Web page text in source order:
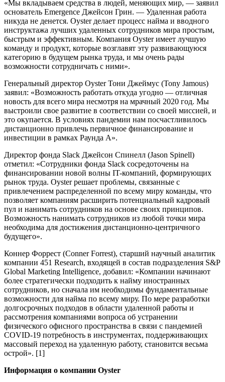
«Мы вкладываем средства в людей, меняющих мир, — заявил
основатель Emergence Джейсон Грин. — Удаленная работа
никуда не денется. Oyster делает процесс найма и вводного
инструктажа лучших удаленных сотрудников мира простым,
быстрым и эффективным. Компания Oyster имеет лучшую
команду и продукт, которые возглавят эту развивающуюся
категорию в будущем рынка труда, и мы очень рады
возможности сотрудничать с ними».
Генеральный директор Oyster Тони Джеймус (Tony Jamous)
заявил: «Возможность работать откуда угодно — отличная
новость для всего мира несмотря на мрачный 2020 год. Мы
выстроили свое развитие в соответствии со своей миссией, и
это окупается. В условиях пандемии нам посчастливилось
дистанционно привлечь первичное финансирование и
инвестиции в рамках Раунда А».
Директор фонда Slack Джейсон Спинелл (Jason Spinell)
отметил: «Сотрудники фонда Slack сосредоточены на
финансировании новой волны IT-компаний, формирующих
рынок труда. Oyster решает проблемы, связанные с
привлечением распределенной по всему миру команды, что
позволяет компаниям расширить потенциальный кадровый
пул и нанимать сотрудников на основе своих принципов.
Возможность нанимать сотрудников из любой точки мира
необходима для достижения дистанционно-центричного
будущего».
Коннер Форрест (Conner Forrest), старший научный аналитик
компании 451 Research, входящей в состав подразделения S&P
Global Marketing Intelligence, добавил: «Компании начинают
более стратегически подходить к найму иностранных
сотрудников, но сначала им необходимы фундаментальные
возможности для найма по всему миру. По мере разработки
долгосрочных подходов в области удаленной работы и
рассмотрения компаниями вопроса об устранении
физического офисного пространства в связи с пандемией
COVID-19 потребность в инструментах, поддерживающих
массовый переход на удаленную работу, становится весьма
острой». [1]
Информация о компании Oyster